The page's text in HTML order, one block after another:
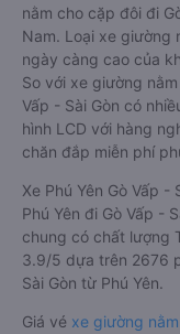
nằm cho cặp đôi đi
Nam. Loại xe giường
ngày càng cao của
So với xe giường
Vấp - Sài Gòn có
hình LCD với hàng
chăn đắp miễn phí
Xe Phú Yên Gò Vấp
Phú Yên đi Gò Vấp -
chung có chất lượng
3.9/5 dựa trên 2676
Sài Gòn từ Phú Yên.
Giá vé xe giường